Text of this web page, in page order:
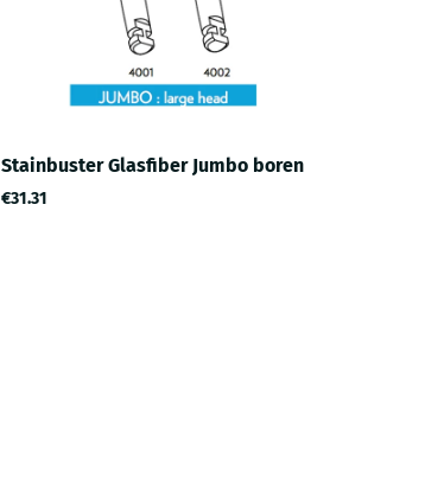
Stainbuster Glasfiber Jumbo boren
€31.31